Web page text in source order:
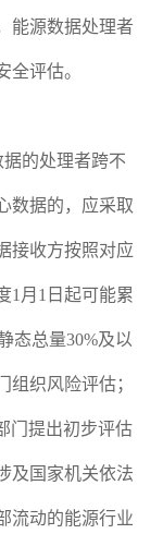
能源数据处理者
全评估。
的处理者跨不
数据的，应采取
接收方按照对应
1月1日起可能累
态总量30%及以
组织风险评估；
门提出初步评估
及国家机关依法
流动的能源行业